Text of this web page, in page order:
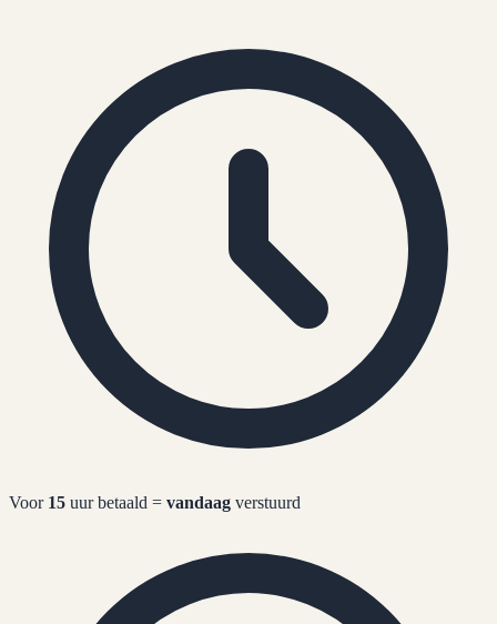
Voor 15 uur betaald = vandaag verstuurd